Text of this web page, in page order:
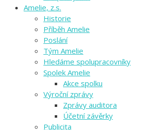
Amelie, z.s.
Historie
Příběh Amelie
Poslání
Tým Amelie
Hledáme spolupracovníky
Spolek Amelie
Akce spolku
Výroční zprávy
Zprávy auditora
Účetní závěrky
Publicita